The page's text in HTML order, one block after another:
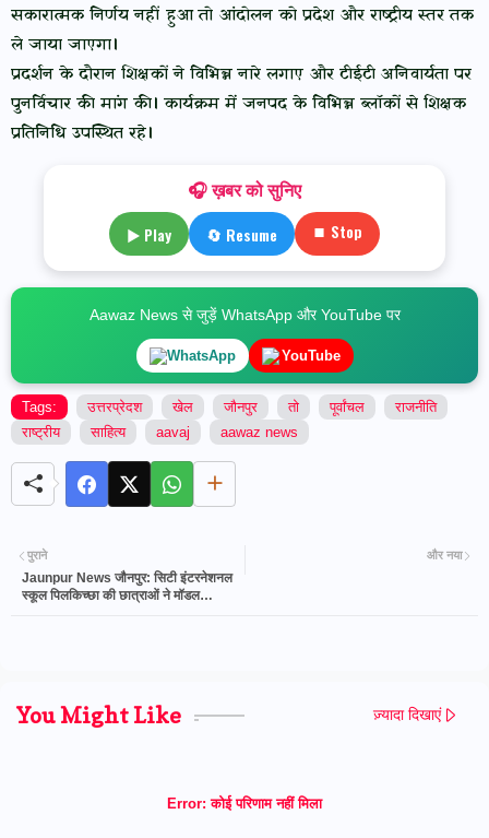
सकारात्मक निर्णय नहीं हुआ तो आंदोलन को प्रदेश और राष्ट्रीय स्तर तक
ले जाया जाएगा।
प्रदर्शन के दौरान शिक्षकों ने विभिन्न नारे लगाए और टीईटी अनिवार्यता पर
पुनर्विचार की मांग की। कार्यक्रम में जनपद के विभिन्न ब्लॉकों से शिक्षक
प्रतिनिधि उपस्थित रहे।
🎧 ख़बर को सुनिए
▶ Play 🔄 Resume ⏹ Stop
Aawaz News से जुड़ें WhatsApp और YouTube पर
WhatsApp YouTube
Tags: उत्तरप्रेदश खेल जौनपुर तो पूर्वांचल
राजनीति
राष्ट्रीय
साहित्य aavaj aawaz news
और नया
पुराने
Jaunpur News जौनपुर: सिटी इंटरनेशनल
स्कूल पिलकिच्छा की छात्राओं ने मॉडल
You Might Like ज़्यादा दिखाएं
Error: कोई परिणाम नहीं मिला